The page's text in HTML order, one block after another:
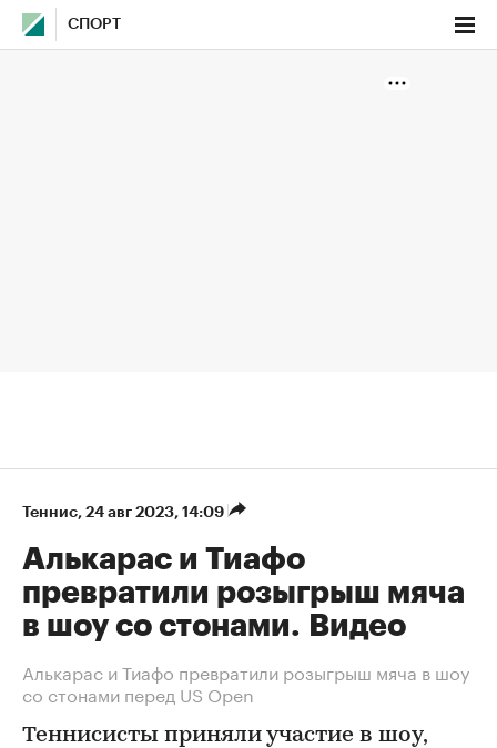
СПОРТ
Теннис⁠, 24 авг 2023, 14:09
Алькарас и Тиафо
превратили розыгрыш мяча
в шоу со стонами. Видео
Алькарас и Тиафо превратили розыгрыш мяча в шоу
со стонами перед US Open
Теннисисты приняли участие в шоу,